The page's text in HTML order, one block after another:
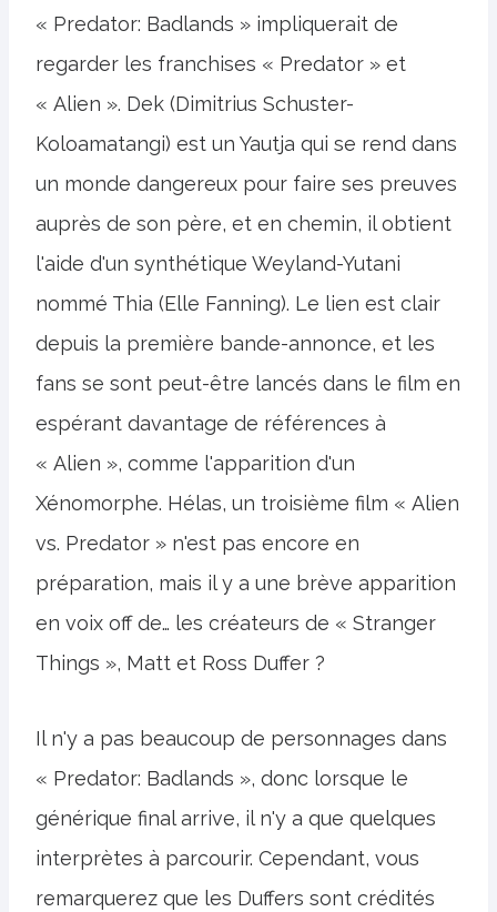
« Predator: Badlands » impliquerait de
regarder les franchises « Predator » et
« Alien ». Dek (Dimitrius Schuster-
Koloamatangi) est un Yautja qui se rend dans
un monde dangereux pour faire ses preuves
auprès de son père, et en chemin, il obtient
l'aide d'un synthétique Weyland-Yutani
nommé Thia (Elle Fanning). Le lien est clair
depuis la première bande-annonce, et les
fans se sont peut-être lancés dans le film en
espérant davantage de références à
« Alien », comme l'apparition d'un
Xénomorphe. Hélas, un troisième film « Alien
vs. Predator » n'est pas encore en
préparation, mais il y a une brève apparition
en voix off de… les créateurs de « Stranger
Things », Matt et Ross Duffer ?
Il n'y a pas beaucoup de personnages dans
« Predator: Badlands », donc lorsque le
générique final arrive, il n'y a que quelques
interprètes à parcourir. Cependant, vous
remarquerez que les Duffers sont crédités